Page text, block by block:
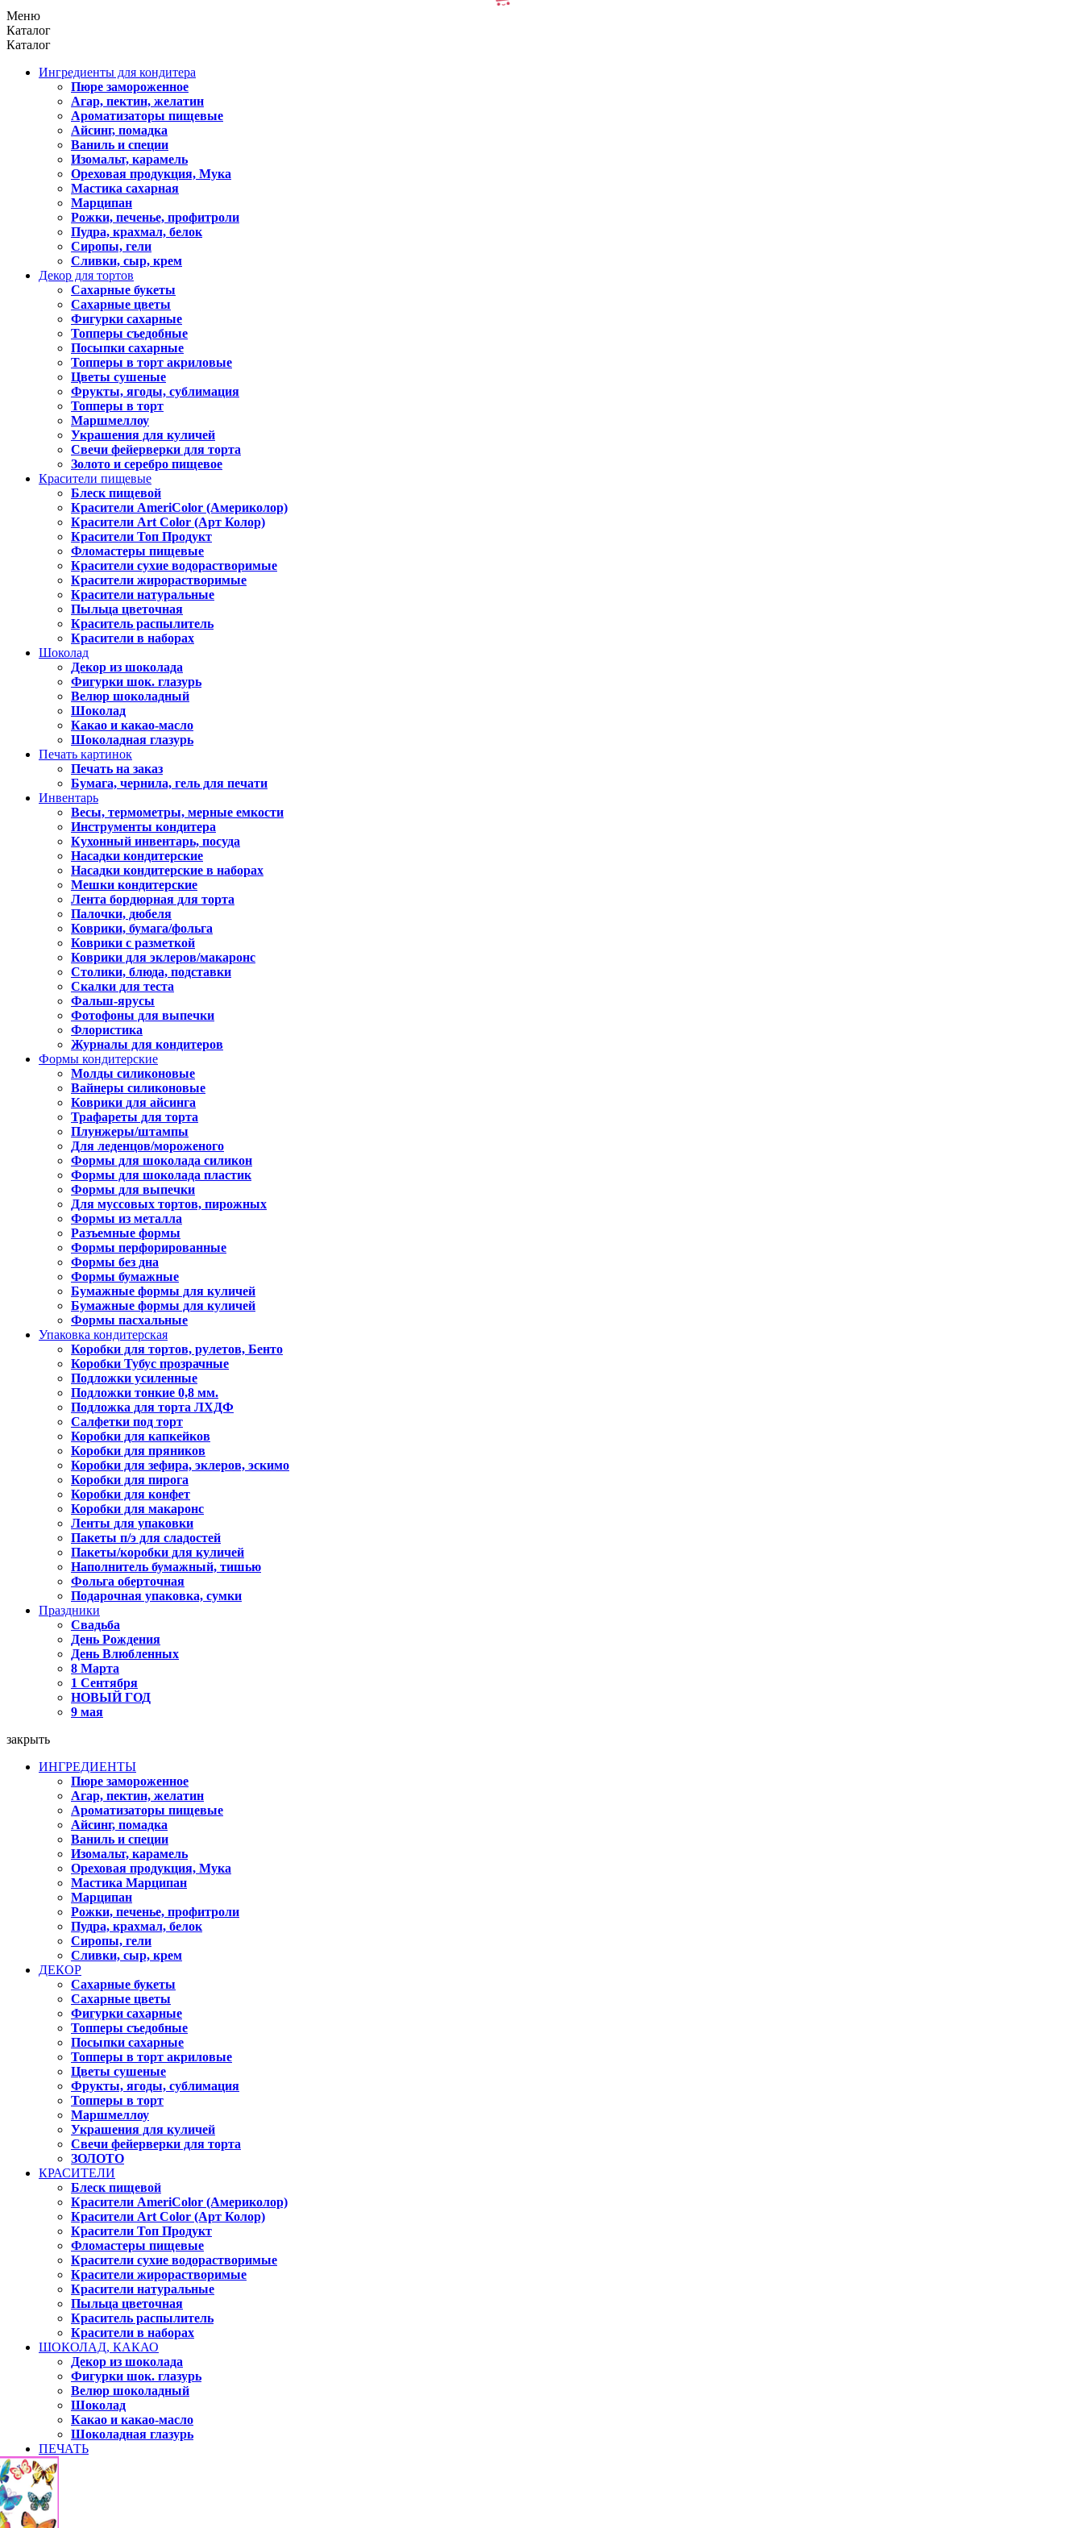
Меню
Каталог
Каталог
Ингредиенты для кондитера
Пюре замороженное
Агар, пектин, желатин
Ароматизаторы пищевые
Айсинг, помадка
Ваниль и специи
Изомальт, карамель
Ореховая продукция, Мука
Мастика сахарная
Марципан
Рожки, печенье, профитроли
Пудра, крахмал, белок
Сиропы, гели
Сливки, сыр, крем
Декор для тортов
Сахарные букеты
Сахарные цветы
Фигурки сахарные
Топперы съедобные
Посыпки сахарные
Топперы в торт акриловые
Цветы сушеные
Фрукты, ягоды, сублимация
Топперы в торт
Маршмеллоу
Украшения для куличей
Свечи фейерверки для торта
Золото и серебро пищевое
Красители пищевые
Блеск пищевой
Красители AmeriColor (Америколор)
Красители Art Color (Арт Колор)
Красители Топ Продукт
Фломастеры пищевые
Красители сухие водорастворимые
Красители жирорастворимые
Красители натуральные
Пыльца цветочная
Краситель распылитель
Красители в наборах
Шоколад
Декор из шоколада
Фигурки шок. глазурь
Велюр шоколадный
Шоколад
Какао и какао-масло
Шоколадная глазурь
Печать картинок
Печать на заказ
Бумага, чернила, гель для печати
Инвентарь
Весы, термометры, мерные емкости
Инструменты кондитера
Кухонный инвентарь, посуда
Насадки кондитерские
Насадки кондитерские в наборах
Мешки кондитерские
Лента бордюрная для торта
Палочки, дюбеля
Коврики, бумага/фольга
Коврики с разметкой
Коврики для эклеров/макаронс
Столики, блюда, подставки
Скалки для теста
Фальш-ярусы
Фотофоны для выпечки
Флористика
Журналы для кондитеров
Формы кондитерские
Молды силиконовые
Вайнеры силиконовые
Коврики для айсинга
Трафареты для торта
Плунжеры/штампы
Для леденцов/мороженого
Формы для шоколада силикон
Формы для шоколада пластик
Формы для выпечки
Для муссовых тортов, пирожных
Формы из металла
Разъемные формы
Формы перфорированные
Формы без дна
Формы бумажные
Бумажные формы для куличей
Бумажные формы для куличей
Формы пасхальные
Упаковка кондитерская
Коробки для тортов, рулетов, Бенто
Коробки Тубус прозрачные
Подложки усиленные
Подложки тонкие 0,8 мм.
Подложка для торта ЛХДФ
Салфетки под торт
Коробки для капкейков
Коробки для пряников
Коробки для зефира, эклеров, эскимо
Коробки для пирога
Коробки для конфет
Коробки для макаронс
Ленты для упаковки
Пакеты п/э для сладостей
Пакеты/коробки для куличей
Наполнитель бумажный, тишью
Фольга оберточная
Подарочная упаковка, сумки
Праздники
Свадьба
День Рождения
День Влюбленных
8 Марта
1 Сентября
НОВЫЙ ГОД
9 мая
закрыть
ИНГРЕДИЕНТЫ
Пюре замороженное
Агар, пектин, желатин
Ароматизаторы пищевые
Айсинг, помадка
Ваниль и специи
Изомальт, карамель
Ореховая продукция, Мука
Мастика Марципан
Марципан
Рожки, печенье, профитроли
Пудра, крахмал, белок
Сиропы, гели
Сливки, сыр, крем
ДЕКОР
Сахарные букеты
Сахарные цветы
Фигурки сахарные
Топперы съедобные
Посыпки сахарные
Топперы в торт акриловые
Цветы сушеные
Фрукты, ягоды, сублимация
Топперы в торт
Маршмеллоу
Украшения для куличей
Свечи фейерверки для торта
ЗОЛОТО
КРАСИТЕЛИ
Блеск пищевой
Красители AmeriColor (Америколор)
Красители Art Color (Арт Колор)
Красители Топ Продукт
Фломастеры пищевые
Красители сухие водорастворимые
Красители жирорастворимые
Красители натуральные
Пыльца цветочная
Краситель распылитель
Красители в наборах
ШОКОЛАД, КАКАО
Декор из шоколада
Фигурки шок. глазурь
Велюр шоколадный
Шоколад
Какао и какао-масло
Шоколадная глазурь
ПЕЧАТЬ